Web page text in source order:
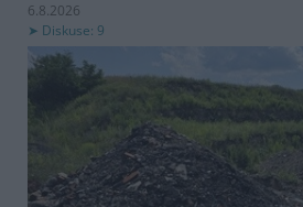
6.8.2026
Diskuse: 9